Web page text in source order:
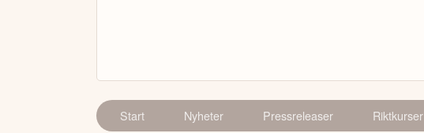
Start Nyheter Pressreleaser Riktkurser